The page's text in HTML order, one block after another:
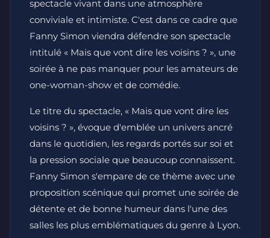
spectacle vivant dans une atmosphère
conviviale et intimiste. C'est dans ce cadre que
Fanny Simon viendra défendre son spectacle
intitulé « Mais que vont dire les voisins ? », une
soirée à ne pas manquer pour les amateurs de
one-woman-show et de comédie.
Le titre du spectacle, « Mais que vont dire les
voisins ? », évoque d'emblée un univers ancré
dans le quotidien, les regards portés sur soi et
la pression sociale que beaucoup connaissent.
Fanny Simon s'empare de ce thème avec une
proposition scénique qui promet une soirée de
détente et de bonne humeur dans l'une des
salles les plus emblématiques du genre à Lyon.